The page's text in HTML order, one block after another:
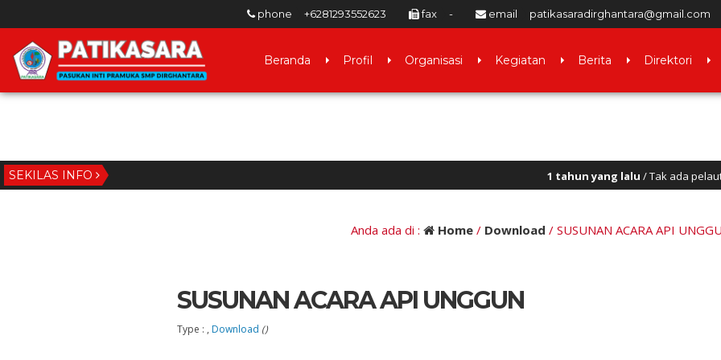
phone +6281293552623 fax - email patikasaradirghantara@gmail.com
Beranda Profil Organisasi Kegiatan Berita Direktori
SEKILAS INFO 1 tahun yang lalu/ Tak ada pelaut ulung yang
Anda ada di : Home/ Download / SUSUNAN ACARA API
SUSUNAN ACARA API UNGGUN
Type : , Download ()